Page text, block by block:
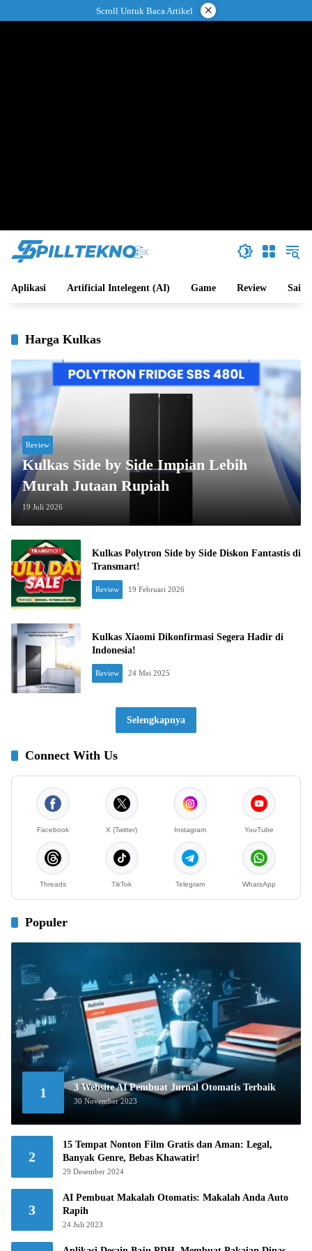
ke
Scroll Untuk Baca Artikel ×
Aplikasi Artificial Intelegent (AI) Game Review Sains
Harga Kulkas
Review
Kulkas Side by Side Impian Lebih
Murah Jutaan Rupiah
19 Juli 2026
Kulkas Polytron Side by Side Diskon Fantastis di
Transmart!
Review 19 Februari 2026
Kulkas Xiaomi Dikonfirmasi Segera Hadir di
Indonesia!
Review 24 Mei 2025
Selengkapnya
Connect With Us
Facebook X (Twitter) Instagram YouTube
Threads TikTok Telegram WhatsApp
Populer
1 3 Website AI Pembuat Jurnal Otomatis Terbaik
30 November 2023
2
15 Tempat Nonton Film Gratis dan Aman: Legal,
Banyak Genre, Bebas Khawatir!
29 Desember 2024
3
AI Pembuat Makalah Otomatis: Makalah Anda Auto
Rapih
24 Juli 2023